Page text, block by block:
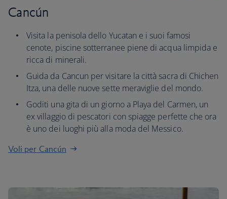
Cancún
Visita la penisola dello Yucatan e i suoi famosi
cenote, piscine sotterranee piene di acqua limpida e
ricca di minerali.
Guida da Cancun per visitare la città sacra di Chichen
Itza, una delle nuove sette meraviglie del mondo.
Goditi una gita di un giorno a Playa del Carmen, un
ex villaggio di pescatori con spiagge perfette che ora
è uno dei luoghi più alla moda del Messico.
Voli per Cancún